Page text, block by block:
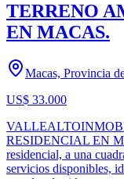
TERRENO
EN MACAS.
Macas, Provincia
US$ 33.000
RESIDENCIAL EN
residencial, a una
servicios disponibles,